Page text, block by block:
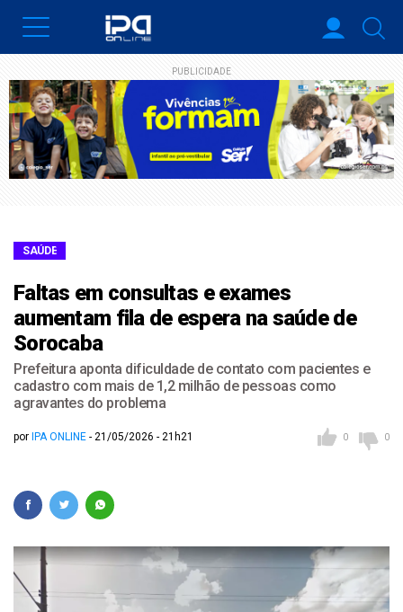
PUBLICIDADE
SAÚDE
Faltas em consultas e exames
aumentam fila de espera na saúde de
Sorocaba
Prefeitura aponta dificuldade de contato com pacientes e
cadastro com mais de 1,2 milhão de pessoas como
agravantes do problema
por IPA ONLINE 21/05/2026 - 21h21 0 0